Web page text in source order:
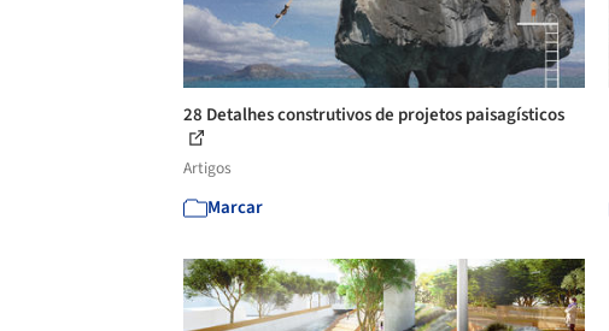
28 Detalhes construtivos de projetos paisagísticos
Artigos
Marcar